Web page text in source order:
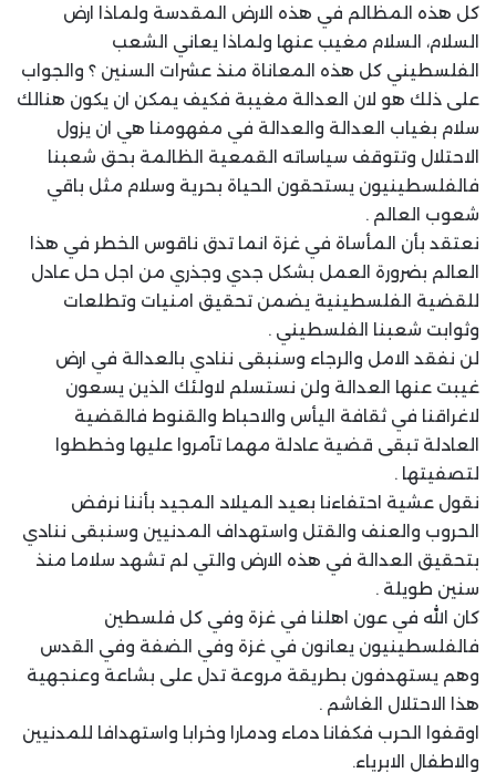
كل هذه المظالم في هذه الارض المقدسة ولماذا ارض
السلام، السلام مغيب عنها ولماذا يعاني الشعب
الفلسطيني كل هذه المعاناة منذ عشرات السنين ؟ والجواب
على ذلك هو لان العدالة مغيبة فكيف يمكن ان يكون هنالك
سلام بغياب العدالة والعدالة في مفهومنا هي ان يزول
الاحتلال وتتوقف سياساته القمعية الظالمة بحق شعبنا
فالفلسطينيون يستحقون الحياة بحرية وسلام مثل باقي
شعوب العالم .
نعتقد بأن المأساة في غزة انما تدق ناقوس الخطر في هذا
العالم بضرورة العمل بشكل جدي وجذري من اجل حل عادل
للقضية الفلسطينية يضمن تحقيق امنيات وتطلعات
وثوابت شعبنا الفلسطيني .
لن نفقد الامل والرجاء وسنبقى ننادي بالعدالة في ارض
غيبت عنها العدالة ولن نستسلم لاولئك الذين يسعون
لاغراقنا في ثقافة اليأس والاحباط والقنوط فالقضية
العادلة تبقى قضية عادلة مهما تآمروا عليها وخططوا
لتصفيتها .
نقول عشية احتفاءنا بعيد الميلاد المجيد بأننا نرفض
الحروب والعنف والقتل واستهداف المدنيين وسنبقى ننادي
بتحقيق العدالة في هذه الارض والتي لم تشهد سلاما منذ
سنين طويلة .
كان الله في عون اهلنا في غزة وفي كل فلسطين
فالفلسطينيون يعانون في غزة وفي الضفة وفي القدس
وهم يستهدفون بطريقة مروعة تدل على بشاعة وعنجهية
هذا الاحتلال الغاشم .
اوقفوا الحرب فكفانا دماء ودمارا وخرابا واستهدافا للمدنيين
والاطفال الابرياء.